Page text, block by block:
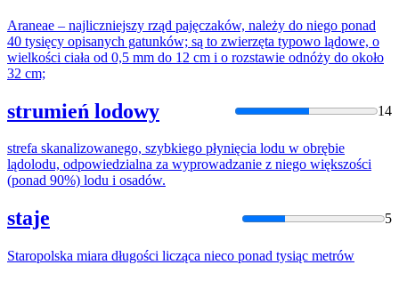
Araneae – najliczniejszy rząd pajęczaków, należy do niego ponad
40 tysięcy opisanych gatunków; są to zwierzęta typowo lądowe, o
wielkości ciała od 0,5 mm do 12 cm i o rozstawie odnóży do około
32 cm;
strumień lodowy 14
strefa skanalizowanego, szybkiego płynięcia lodu w obrębie
lądolodu, odpowiedzialna za wyprowadzanie z niego większości
(ponad 90%) lodu i osadów.
staje 5
Staropolska miara długości licząca nieco ponad tysiąc metrów